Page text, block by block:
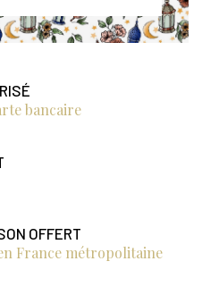
bancaire
OFFERT
France métropolitaine